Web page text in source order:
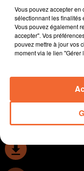
L'exposition "
Moncoutant sur
Plumauzille.
Retour au
la réception demain
Collines.
0:00
Vous pouvez accepter en
sélectionnant les finalités
Vous pouvez également
accepter". Vos
pouvez mettre à jour vos
moment via le lien "Gérer